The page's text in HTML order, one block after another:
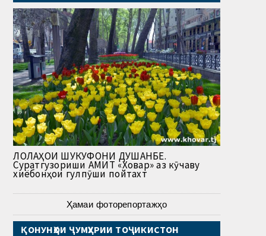
ЛОЛАҲОИ ШУКУФОНИ ДУШАНБЕ.
Суратгузориши АМИТ «Ховар» аз кӯчаву
хиёбонҳои гулпӯши пойтахт
Ҳамаи фоторепортажҳо
ҚОНУНҲОИ ҶУМҲУРИИ ТОҶИКИСТОН